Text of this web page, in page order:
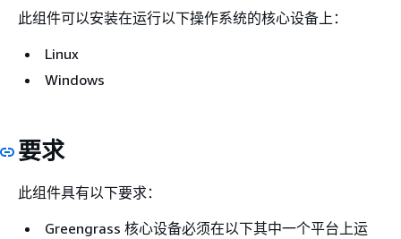
此组件可以安装在运行以下操作系统的核心设备上：
Linux
Windows
要求
此组件具有以下要求：
Greengrass 核心设备必须在以下其中一个平台上运